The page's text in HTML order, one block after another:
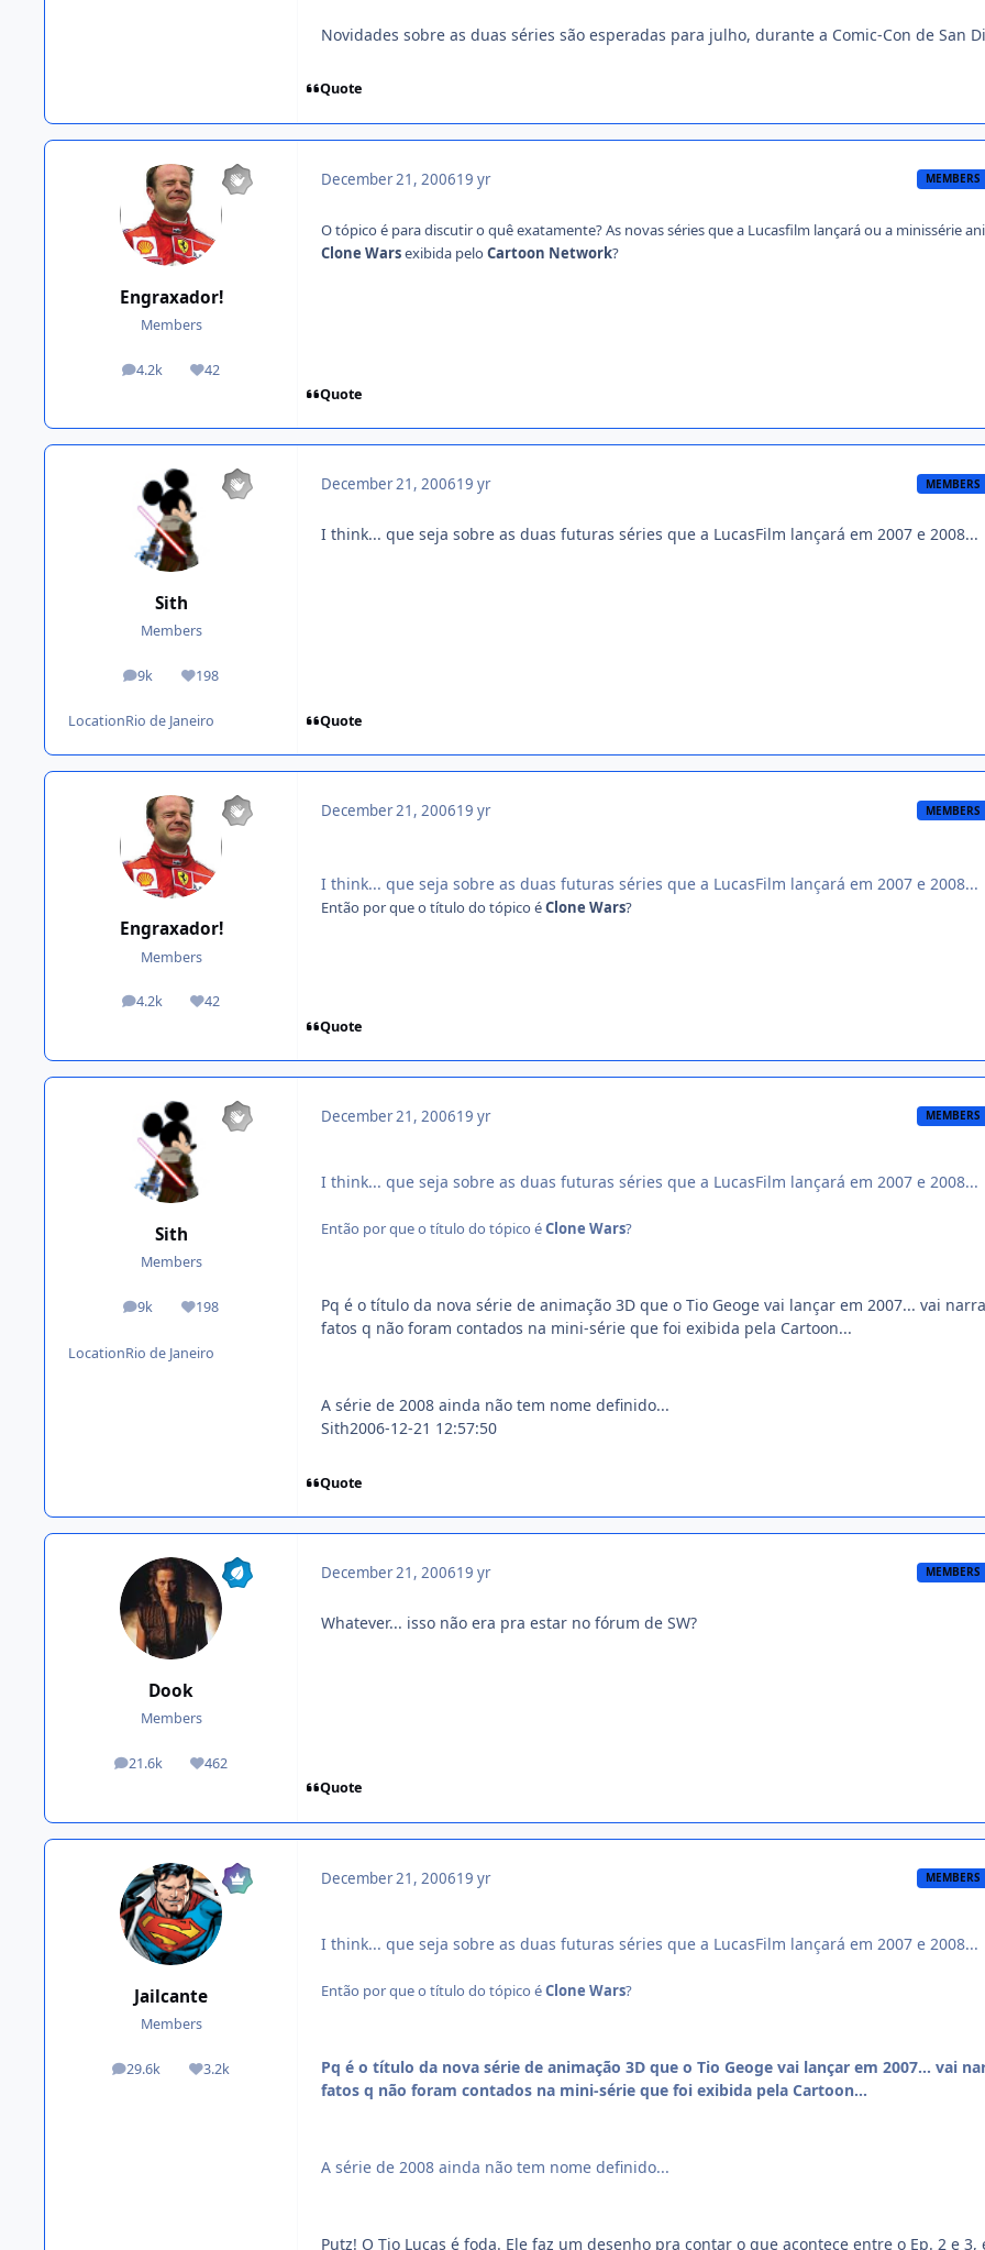
Novidades sobre as duas séries são esperadas para julho, durante a Comic-Con de San
Quote
Engraxador!
Members
4.2k
posts 42
Reputation
December 21, 200619 yr MEMBERS
O tópico é para discutir o quê exatamente? As novas séries que a Lucasfilm lançará ou a minissérie
Clone Warsexibida peloCartoon Network?
Quote
Sith
Members
9k
posts 198
Reputation
LocationRio de Janeiro
December 21, 200619 yr MEMBERS
I think... que seja sobre as duas futuras séries que a LucasFilm lançará em 2007 e 2008...
Quote
Engraxador!
Members
4.2k
posts 42
Reputation
December 21, 200619 yr MEMBERS
I think... que seja sobre as duas futuras séries que a LucasFilm lançará em 2007 e 2008...
Então por que o título do tópico éClone Wars?
Quote
Sith
Members
9k
posts 198
Reputation
LocationRio de Janeiro
December 21, 200619 yr MEMBERS
I think... que seja sobre as duas futuras séries que a LucasFilm lançará em 2007 e 2008...
Então por que o título do tópico éClone Wars?
Pq é o título da nova série de animação 3D que o Tio Geoge vai lançar em 2007... vai
fatos q não foram contados na mini-série que foi exibida pela Cartoon...
A série de 2008 ainda não tem nome definido...
Sith2006-12-21 12:57:50
Quote
Dook
Members
21.6k
posts 462
Reputation
December 21, 200619 yr MEMBERS
Whatever... isso não era pra estar no fórum de SW?
Quote
Jailcante
Members
29.6k
posts 3.2k
Reputation
December 21, 200619 yr MEMBERS
I think... que seja sobre as duas futuras séries que a LucasFilm lançará em 2007 e 2008...
Então por que o título do tópico éClone Wars?
Pq é o título da nova série de animação 3D que o Tio Geoge vai lançar em 2007... vai
fatos q não foram contados na mini-série que foi exibida pela Cartoon...
A série de 2008 ainda não tem nome definido...
Putz! O Tio Lucas é foda. Ele faz um desenho pra contar o que acontece entre o Ep. 2 e 3,